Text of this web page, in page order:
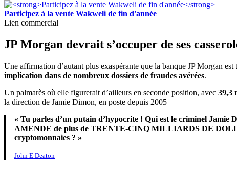
Participez à la vente Wakweli de fin d'année
Lien commercial
JP Morgan devrait s’occuper de ses
Une affirmation d’autant plus exaspérante que la banque JP Morgan
implication dans de nombreux dossiers de fraudes avérées.
Un palmarès où elle figurerait d’ailleurs en seconde position, avec 39,3
la direction de Jamie Dimon, en poste depuis 2005
« Tu parles d’un putain d’hypocrite ! Qui est le criminel Jamie
AMENDE de plus de TRENTE-CINQ MILLIARDS DE
cryptomonnaies ? »
John E Deaton